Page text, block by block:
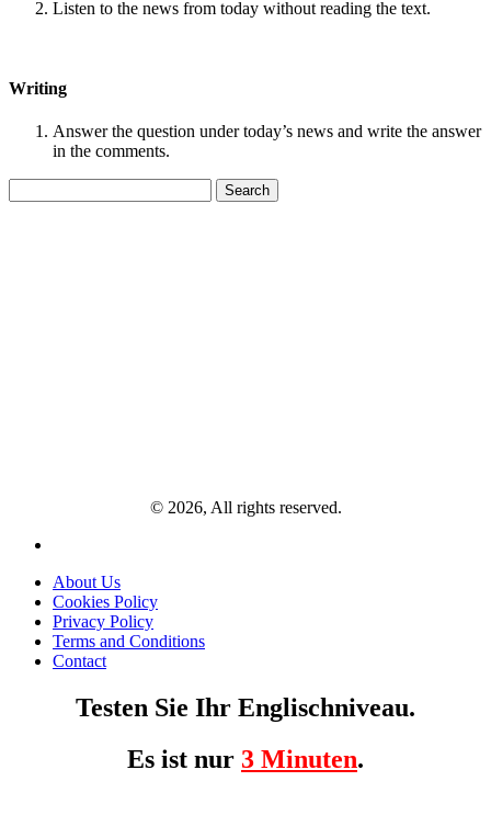
Listen to the news from today without reading the text.
Writing
Answer the question under today’s news and write the answer
in the comments.
for:
© 2026, All rights reserved.
About Us
Cookies Policy
Privacy Policy
Terms and Conditions
Contact
Testen Sie Ihr Englischniveau.
Es ist nur 3 Minuten.